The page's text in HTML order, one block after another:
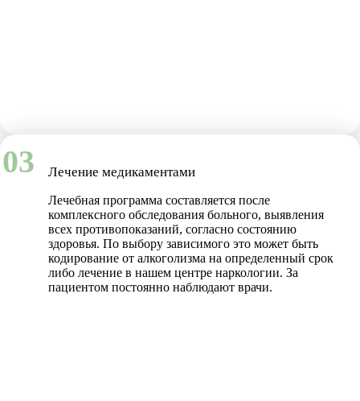
03 Лечение медикаментами
Лечебная программа составляется после
комплексного обследования больного, выявления
всех противопоказаний, согласно состоянию
здоровья. По выбору зависимого это может быть
кодирование от алкоголизма на определенный срок
либо лечение в нашем центре наркологии. За
пациентом постоянно наблюдают врачи.